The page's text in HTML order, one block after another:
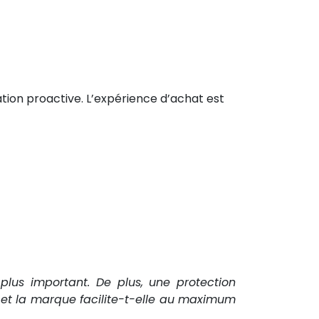
proactive. L’expérience d’achat est
important. De plus, une protection
la marque facilite-t-elle au maximum